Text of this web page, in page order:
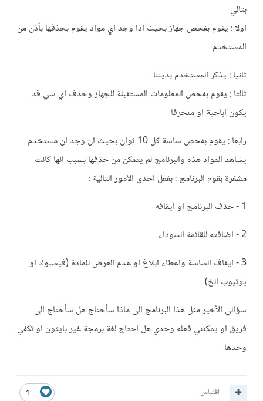
بتالي
اولا : يقوم بفحص جهاز بحيث اذا وجد اي مواد يقوم بحذفها بأذن من
المستخدم
ثانيا : يذكر المستخدم بديننا
ثالثا : يقوم بفحص المعلومات المستقبلة للجهاز وحذف اي شي قد
يكون اباحية او منحرفا
رابعا : يقوم بفحص شاشة كل 10 ثوان بحيث ان وجد ان مستخدم
يشاهد المواد هذه والبرنامج لم يتمكن من حذفها بسبب انها كانت
مشفرة بقوم البرنامج : بفعل احدى الأمور التالية
1 - حذف البرنامج او ايقافه
2 - اضافته للقائمة السوداء
3 - ايقاف الشاشة واعطاء ابلاغ او عدم العرض للمادة (فيسبوك او
يوتيوب الخ)
سؤالي الأخير مثل هذا البرنامج الى ماذا سأحتاج هل سأحتاج الى
فريق او يمكنني فعله وحدي هل احتاج لغة برمجة غير بايثون او تكفي
وحدها
1 اقتباس